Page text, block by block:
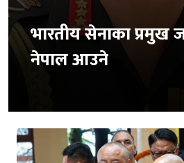
भारतीय सेनाका
नेपाल आउने